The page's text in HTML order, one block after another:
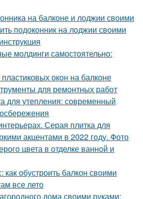
на балконе и лоджии своими
подоконник на лоджии своими
молдинги самостоятельно:
окон на балконе
для ремонтных работ
для утепления: современный
Серая плитка для
акцентами в 2022 году. Фото
цвета в отделке ванной и
обустроить балкон своими
все лето
дома своими руками: